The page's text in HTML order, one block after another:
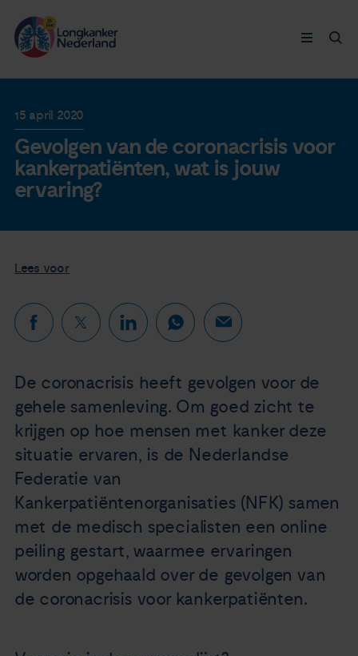
Doneer nu
Nieuws
Agenda
Over ons
Zorgverleners
Contact
Longkanker
Leven met
Ervaringen
15 april 2020
Gevolgen van de coronacrisis voor
kankerpatiënten, wat is jouw
ervaring?
Lees voor
De coronacrisis heeft gevolgen voor de
gehele samenleving. Om goed zicht te
krijgen op hoe mensen met kanker deze
situatie ervaren, is de Nederlandse
Federatie van
Kankerpatiëntenorganisaties (NFK) samen
met de medisch specialisten een online
peiling gestart, waarmee ervaringen
worden opgehaald over de gevolgen van
de coronacrisis voor kankerpatiënten.